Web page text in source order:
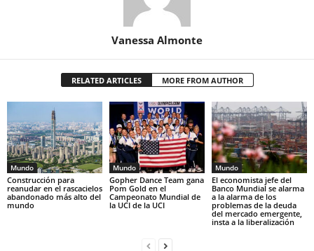
Vanessa Almonte
RELATED ARTICLES MORE FROM AUTHOR
Mundo
Construcción para
reanudar en el rascacielos
abandonado más alto del
mundo
Mundo
Gopher Dance Team gana
Pom Gold en el
Campeonato Mundial de
la UCI de la UCI
Mundo
El economista jefe del
Banco Mundial se alarma
a la alarma de los
problemas de la deuda
del mercado emergente,
insta a la liberalización